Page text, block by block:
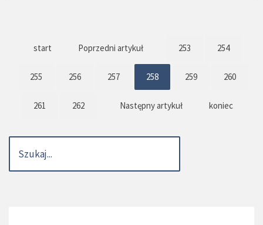
start Poprzedni artykuł 253 254
255 256 257 258 259 260
261 262 Następny artykuł koniec